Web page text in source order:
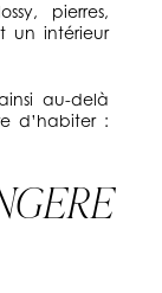
pierres,
un intérieur
ainsi au-delà
d’habiter :